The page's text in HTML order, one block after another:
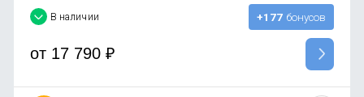
В наличии +177 бонусов
от17 790 ₽